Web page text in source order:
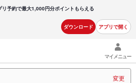
リ予約で最大1,000円分ポイントもらえる
ダウンロード アプリで開く
マイメニュー
変更